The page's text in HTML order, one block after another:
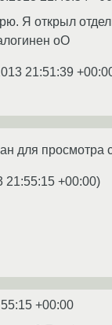
Я открыл
оО
21:51:39
для просмотра
21:55:15 +00:00)
+00:00